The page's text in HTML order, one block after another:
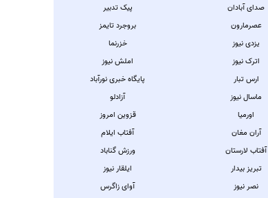
صدای آبادان
عصرمارون
یزدی نیوز
اترک نیوز
ارس تبار
ماسال نیوز
اورمیا
آران مغان
آفتاب لارستان
تبریز بیدار
نصر نیوز
پیک تدبیر
بروجرد تایمز
خزرنما
املش نیوز
پایگاه خبری نورآباد
آزادلو
قزوین امروز
آفتاب ایلام
ورزش گناباد
ایلقار نیوز
آوای زاگرس